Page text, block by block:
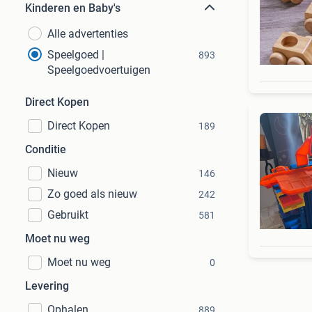
Kinderen en Baby's
Alle advertenties
Speelgoed |
Speelgoedvoertuigen
893
Direct Kopen
Direct Kopen
189
Conditie
Nieuw
146
Zo goed als nieuw 242
Gebruikt 581
Moet nu weg
Moet nu weg
0
Levering